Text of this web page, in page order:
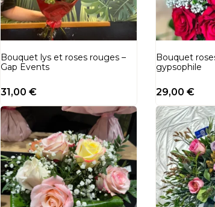
Bouquet lys et roses rouges –
Gap Events
31,00 €
Bouquet
gypsophile
29,00 €